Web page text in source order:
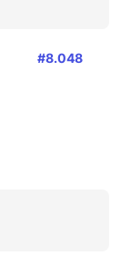
#8.048